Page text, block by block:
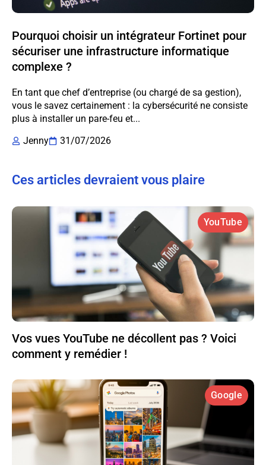
Pourquoi choisir un intégrateur Fortinet pour
sécuriser une infrastructure informatique
complexe ?
En tant que chef d’entreprise (ou chargé de sa gestion),
vous le savez certainement : la cybersécurité ne consiste
plus à installer un pare-feu et...
Jenny
31/07/2026
Ces articles devraient vous plaire
YouTube
Vos vues YouTube ne décollent pas ? Voici
comment y remédier !
Google